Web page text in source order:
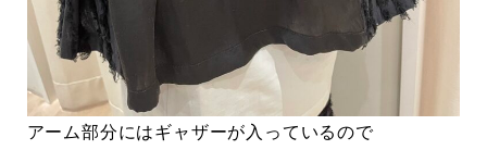
アーム部分にはギャザーが入っているので